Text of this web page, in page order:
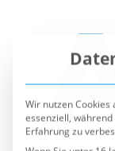
Wir nutzen Cookies
Erfahrung zu
Wenn Sie unter 16